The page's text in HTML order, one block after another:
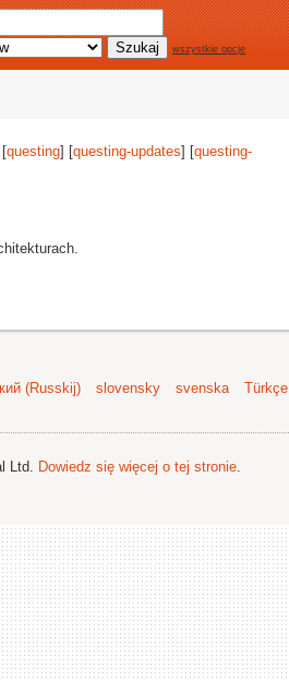
wszystkie opcje
questing] [questing-updates] [questing-
(Russkij) slovensky svenska
Türkçe
Ltd. Dowiedz się więcej o tej stronie.